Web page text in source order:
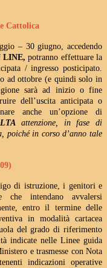
Cattolica
– 30 giugno, accedendo
LINE, potranno effettuare la
/ ingresso posticipato.
ad ottobre (e quindi solo in
sarà ad inizio o fine
dell’uscita anticipata o
anche un’opzione di
attenzione, in fase di
poiché in corso d’anno tale
di istruzione, i genitori e
che intendano avvalersi
entro il termine delle
in modalità cartacea
del grado di riferimento
indicate nelle Linee guida
e trasmesse con Nota
indicazioni operative